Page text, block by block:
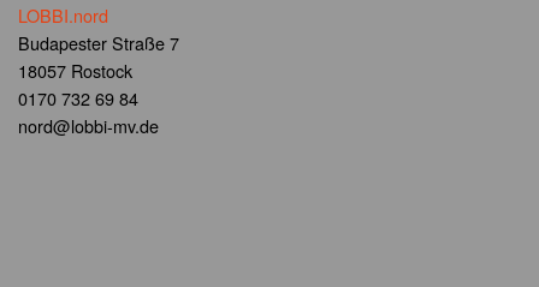
LOBBI.nord
Budapester Straße 7
18057 Rostock
0170 732 69 84
nord@lobbi-mv.de